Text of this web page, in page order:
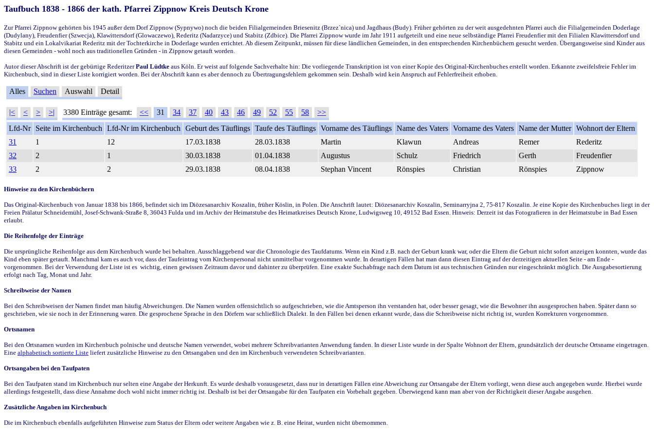
Taufbuch 1838 - 1866 der kath. Pfarrei Zippnow Kreis Deutsch Krone
Zur Pfarrei Zippnow gehörten bis 1945 außer dem Dorf Zippnow (Sypnywo) noch die beiden Filialgemeinden Briesenitz (Brzez`nica) und Jagdhaus (Budy). Früher gehörten zu der weit ausgedehnten Pfarrei auch die Filialgemeinden Doderlage
(Dudylany), Freudenfier (Szwecja), Klawittersdorf (Glowaczewo), Rederitz (Nadarzyce) und Stabitz (Zdbice). Die Pfarrei Zippnow wurde im Jahr 1911 aufgeteilt und eine neue selbständige Pfarrei Freudenfier mit den Filialen Klawittersdorf und
Stabitz und ein Lokalvikariat Rederitz mit der Tochterkirche in Doderlage wurden errichtet. Ab diesem Zeitpunkt, müssen für diese ländlichen Gemeinden, in den entsprechenden Kirchenbüchern gesucht werden. Übergangsweise sind Kinder aus
diesen Gemeinden - wohl noch aus traditionellen Gründen - in Zippnow getauft worden.
Autor dieser Abschrift ist der gebürtige RederitzerPaul Lüdtke aus Köln. Er weist auf folgende Sachverhalte hin: Die vorliegende Transkription ist von einer Kopie des Original-Kirchenbuches erstellt worden. Erkannte zweifelsfreie Fehler im
Kirchenbuch, sind in dieser Liste korrigiert worden. Bei der Abschrift kann es aber dennoch zu Übertragungsfehlern gekommen sein. Deshalb wird kein Anspruch auf Fehlerfreiheit erhoben.
Alles Suchen Auswahl Detail
|< < > >| 3380 Einträge gesamt: << 31 34 37 40 43 46 49 52 55 58
>>
Lfd-Nr
Seite im Kirchenbuch Lfd-Nr im Kirchenbuch Geburt des Täuflings Taufe des Täuflings Vorname des Täuflings Name des Vaters Vorname des Vaters Name der Mutter Wohnort der Eltern
31
1 12 17.03.1838 28.03.1838 Martin Klawun Andreas Remer
Rederitz
32
2 1 30.03.1838 01.04.1838 Augustus Schulz Friedrich Gerth
Freudenfier
33
2 2 29.03.1838 08.04.1838 Stephan Vincent Rönspies Christian Rönspies Zippnow
Hinweise zu den Kirchenbüchern
Das Original-Kirchenbuch von Januar 1838 bis 1866, befindet sich im Diözesanarchiv Koszalin, früher Köslin, in Polen. Die Anschrift lautet: Diözesanarchiv Koszalin, Seminarryjna 2, 75-817 Koszalin. Je eine Kopie des Kirchenbuches liegt in der
Freien Prälatur Schneidemühl, Josef-Schwank-Straße 8, 36043 Fulda und im Archiv der Heimatstube des Heimatkreises Deutsch Krone, Ludwigsweg 10, 49152 Bad Essen. Hinweis: Derzeit ist das Fotografieren in der Heimatstube in Bad Essen
erlaubt.
Die Reihenfolge der Einträge
Die ursprüngliche Reihenfolge aus dem Kirchenbuch wurde bei behalten. Ausschlaggebend war die Chronologie des Taufdatums. Wenn ein Kind z.B. nach der Geburt krank war, oder die Eltern die Geburt nicht sofort anzeigen konnten, wurde das
Kind eben später getauft. Manchmal kam es auch vor, dass der Taufeintrag vom Kirchenpersonal nicht unmittelbar vorgenommen wurde. In derartigen Fällen hat man dann diesen Eintrag auf der derzeitigen aktuellen Seite - am Ende -
vorgenommen. Bei der Verwendung der Liste ist es wichtig, einen gewissen Zeitraum davor und dahinter zu überprüfen. Eine exakte Suchabfrage nach dem Datum ist aus technischen Gründen nur eingeschränkt möglich. Die Ausgabesortierung
erfolgt nach Tag, Monat und Jahr.
Schreibweise der Namen
Bei den Schreibweisen der Namen findet man häufig Abweichungen. Die Namen wurden offensichtlich so aufgeschrieben, wie die Amtsperson ihn verstanden hat, oder besser gesagt, wie die Bewohner ihn ausgesprochen haben. Später dann so
geschrieben, wie sie noch in der Erinnerung waren. Die gesprochene Sprache in den Dörfern war schließlich Dialekt. In den Fällen bei denen erkannt wurde, dass die Schreibweise nicht richtig ist, wurden Korrekturen vorgenommen.
Ortsnamen
Bei den Ortsnamen wurden im Kirchenbuch polnische und deutsche Namen verwendet, wobei mehrere Schreibvarianten Anwendung fanden. In dieser Liste wurde in der Spalte Wohnort der Eltern, grundsätzlich der deutsche Ortsname eingetragen.
Eine alphabetisch sortierte Liste liefert zusätzliche Hinweise zu den Ortsangaben und den im Kirchenbuch verwendeten Schreibvarianten.
Ortsangaben bei den Taufpaten
Bei den Taufpaten stand im Kirchenbuch nur selten eine Angabe der Herkunft. Es wurde deshalb vorausgesetzt, dass nur in derartigen Fällen eine Abweichung zur Ortsangabe der Eltern vorliegt, wenn diese auch angegeben wurde. Hierbei wurde
allerdings festgestellt, dass diese Annahme doch wohl nicht immer richtig ist. Deshalb ist bei der Ortsangabe für den Taufpaten ein Vorbehalt gegeben. Überwiegend kann man aber von der Richtigkeit dieser Angabe ausgehen.
Zusätzliche Angaben im Kirchenbuch
Die im Kirchenbuch ebenfalls aufgeführten Hinweise zum Status der Eltern oder weitere Angaben wie z. B. eine Heirat, wurden nicht übernommen.